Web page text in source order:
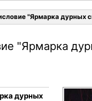
"Ярмарка дурных
"Ярмарка
дурных